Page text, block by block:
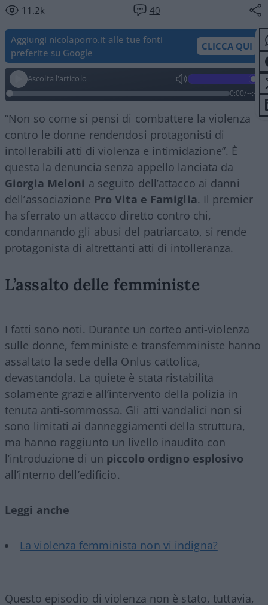
11.2k 40
Aggiungi nicolaporro.it alle tue fonti
preferite su Google
CLICCA QUI
Ascolta l'articolo
0:00/--:--
“Non so come si pensi di combattere la violenza
contro le donne rendendosi protagonisti di
intollerabili atti di violenza e intimidazione”. È
questa la denuncia senza appello lanciata da
Giorgia Meloni a seguito dell’attacco ai danni
dell’associazione Pro Vita e Famiglia. Il premier
ha sferrato un attacco diretto contro chi,
condannando gli abusi del patriarcato, si rende
protagonista di altrettanti atti di intolleranza.
L’assalto delle femministe
I fatti sono noti. Durante un corteo anti-violenza
sulle donne, femministe e transfemministe hanno
assaltato la sede della Onlus cattolica,
devastandola. La quiete è stata ristabilita
solamente grazie all’intervento della polizia in
tenuta anti-sommossa. Gli atti vandalici non si
sono limitati ai danneggiamenti della struttura,
ma hanno raggiunto un livello inaudito con
l’introduzione di un piccolo ordigno esplosivo
all’interno dell’edificio.
Leggi anche
La violenza femminista non vi indigna?
Questo episodio di violenza non è stato, tuttavia,